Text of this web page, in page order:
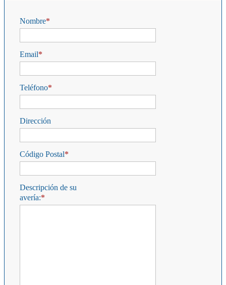
Nombre
Email
Teléfono
Dirección
Código Postal
Descripción de su
avería: